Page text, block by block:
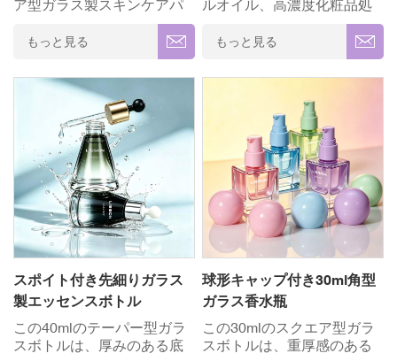
ル可能
ア型ガラス製スキンケアパ
ッケージセットは、エレガ
ントで目を引く球形キャッ
プデザインが特徴で、パン
トンカラーでカスタマイズ
可能です。高級ローショ
ン、美容液、クリームに最
適なこの多用途な40～
120mlボトルと50gジャーの
コレクションは、マット仕
上げや光沢仕上げ、洗練さ
れた金属メッキなど、プロ
仕様のカスタマイズオプシ
ョンをご用意しています。
✓ 高級厚手のガラス ✓ 完全
カスタマイズ(OEM/ODM) ✓
精度 ローションポンプシス
テム ✓ ロゴ印刷＆ブランデ
ィング ✓ モダンな 非対称幾
何学デザイン✓ 環境に優し
もっと見る
ルオイル、高濃度化粧品処
方向けに精巧に設計され
た、電球型のユニークなガ
ラス製スポイトボトルで、
スキンケアラインをワンラ
標準的な40ml容量と精密な
スポイト機構を備え、最適
な投与量制御を実現すると
同時に、店頭での視覚的な
魅力も最大限に高めます。
✓ 高級厚手のガラス ✓ 完全
カスタマイズ(OEM/ODM) ✓
精度 ローションポンプシス
テム ✓ ロゴ印刷＆ブランデ
ィング ✓ モダンな 非対称幾
何学デザイン✓ 環境に優し
いリサイクル可能
もっと見る
スポイト付き先細りガラス
製エッセンスボトル
この40mlのテーパー型ガラ
スボトルは、厚みのある底
球形キャップ付き30ml角型
ガラス香水瓶
この30mlのスクエア型ガラ
スボトルは、重厚感のある